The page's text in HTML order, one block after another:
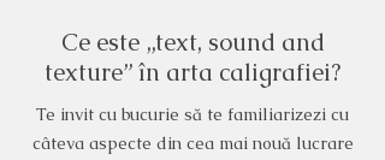
Ce este „text, sound and
texture” în arta caligrafiei?
Te invit cu bucurie să te familiarizezi cu
câteva aspecte din cea mai nouă lucrare